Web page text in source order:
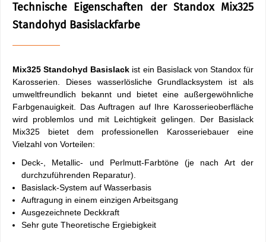
Technische Eigenschaften der Standox Mix325
Standohyd Basislackfarbe
Mix325 Standohyd Basislack ist ein Basislack von Standox für
Karosserien. Dieses wasserlösliche Grundlacksystem ist als
umweltfreundlich bekannt und bietet eine außergewöhnliche
Farbgenauigkeit. Das Auftragen auf Ihre Karosserieoberfläche
wird problemlos und mit Leichtigkeit gelingen. Der Basislack
Mix325 bietet dem professionellen Karosseriebauer eine
Vielzahl von Vorteilen:
Deck-, Metallic- und Perlmutt-Farbtöne (je nach Art der
durchzuführenden Reparatur).
Basislack-System auf Wasserbasis
Auftragung in einem einzigen Arbeitsgang
Ausgezeichnete Deckkraft
Sehr gute Theoretische Ergiebigkeit